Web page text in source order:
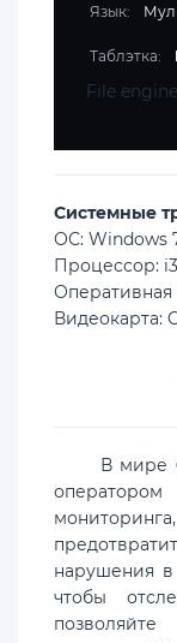
Язык:
Таблэтка:
File
Cистемные
ОС: Windows
Процессор: i3
Оперативная
Видеокарта:
В мире
нарушения в
чтобы